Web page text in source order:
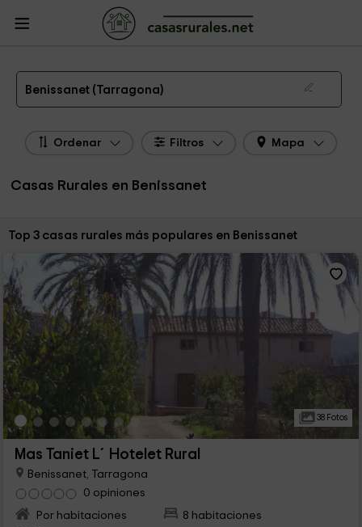
Casas Rurales
Tarragona
Casas Rurales Benissanet
Las 3 mejores casas rurales en Benissanet de 2026
Benissanet (Tarragona)
Ordenar Filtros Mapa
Casas Rurales en Benissanet
Ordenar por:
Top 3 casas rurales más populares en Benissanet
38 Fotos
Mas Taniet L´Hotelet Rural
Benissanet, Tarragona
0 opiniones
Por habitaciones
8 habitaciones